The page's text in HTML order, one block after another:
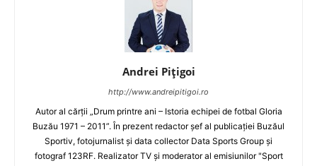
Andrei Pițigoi
http://www.andreipitigoi.ro
Autor al cărţii „Drum printre ani – Istoria echipei de fotbal Gloria
Buzău 1971 – 2011”. În prezent redactor şef al publicaţiei Buzăul
Sportiv, fotojurnalist şi data collector Data Sports Group şi
fotograf 123RF. Realizator TV şi moderator al emisiunilor "Sport